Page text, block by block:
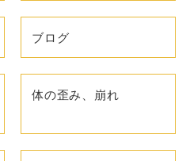
ブログ
体の歪み、崩れ